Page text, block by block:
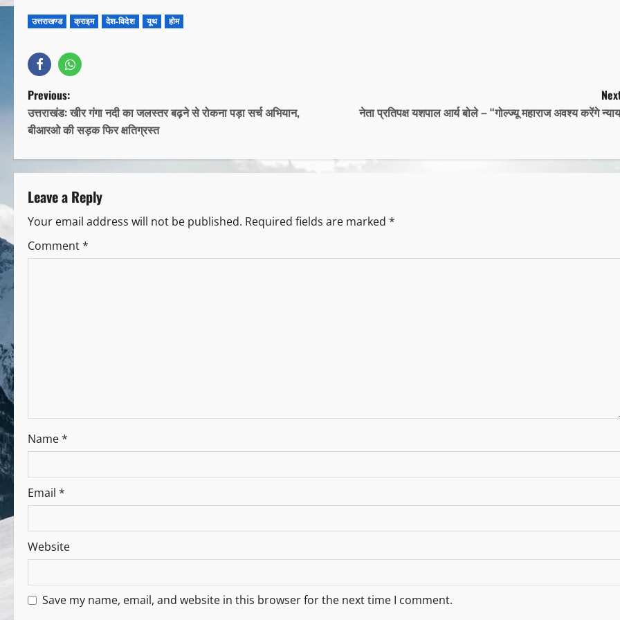
उत्तराखण्ड क्राइम देश-विदेश यूथ होम
Previous:
उत्तराखंड: खीर गंगा नदी का जलस्तर बढ़ने से रोकना पड़ा सर्च अभियान,
बीआरओ की सड़क फिर क्षतिग्रस्त
नेता प्रतिपक्ष यशपाल आर्य बोले – “गोल्ज्यू महाराज अवश्य करेंगे
Leave a Reply
Your email address will not be published. Required fields are marked *
Comment*
Name*
Email *
Website
Save my name, email, and website in this browser for the next time I comment.